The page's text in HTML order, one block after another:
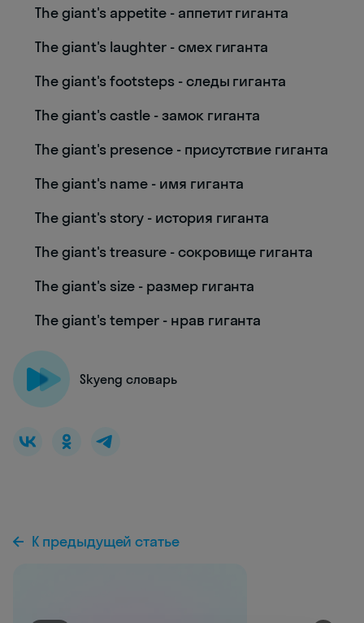
The giant's appetite - аппетит гиганта
The giant's laughter - смех гиганта
The giant's footsteps - следы гиганта
The giant's castle - замок гиганта
The giant's presence - присутствие гиганта
The giant's name - имя гиганта
The giant's story - история гиганта
The giant's treasure - сокровище гиганта
The giant's size - размер гиганта
The giant's temper - нрав гиганта
Skyeng словарь
К предыдущей статье